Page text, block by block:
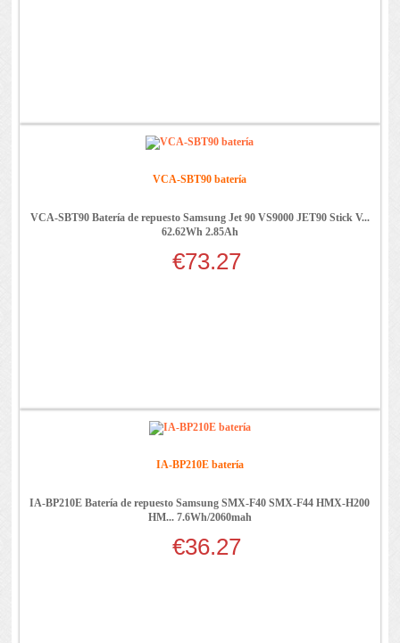
VCA-SBT90 batería
VCA-SBT90 Batería de repuesto Samsung Jet 90 VS9000 JET90 Stick V...
62.62Wh 2.85Ah
€73.27
IA-BP210E batería
IA-BP210E Batería de repuesto Samsung SMX-F40 SMX-F44 HMX-H200
HM... 7.6Wh/2060mah
€36.27